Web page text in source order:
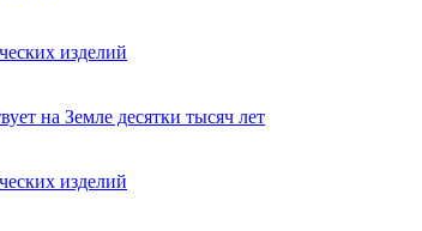
изделий
на Земле десятки тысяч лет
изделий